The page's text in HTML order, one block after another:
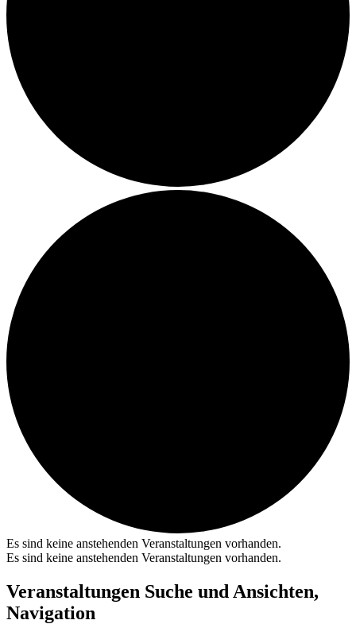
Es sind keine anstehenden Veranstaltungen vorhanden.
Es sind keine anstehenden Veranstaltungen vorhanden.
Veranstaltungen Suche und Ansichten,
Navigation